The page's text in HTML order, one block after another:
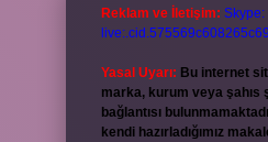
Reklam ve İletişim: Skype:
live:.cid.575569c608265c69
Yasal Uyarı: Bu internet
marka, kurum veya şahıs
bağlantısı
kendi hazırladığımız